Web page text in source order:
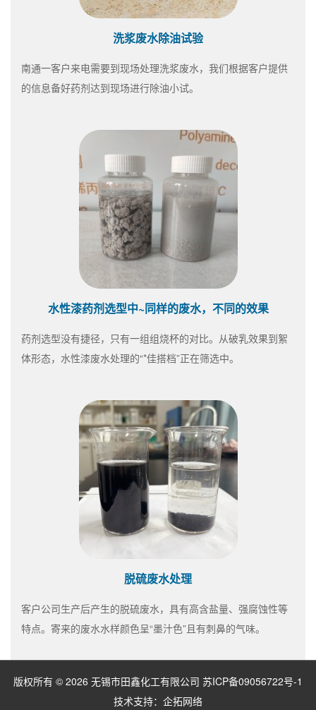
洗浆废水除油试验
南通一客户来电需要到现场处理洗浆废水，我们根据客户提供
的信息备好药剂达到现场进行除油小试。
水性漆药剂选型中~同样的废水，不同的效果
药剂选型没有捷径，只有一组组烧杯的对比。从破乳效果到絮
体形态，水性漆废水处理的“*佳搭档”正在筛选中。
脱硫废水处理
客户公司生产后产生的脱硫废水，具有高含盐量、强腐蚀性等
特点。寄来的废水水样颜色呈“墨汁色”且有刺鼻的气味。
版权所有 © 2026 无锡市田鑫化工有限公司 苏ICP备09056722号-1
技术支持： 企拓网络